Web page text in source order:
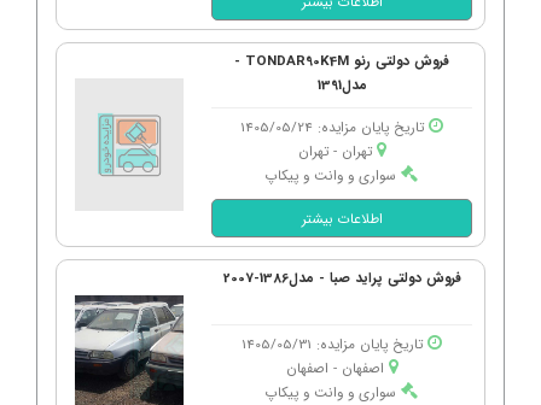
فروش دولتی رنو TONDAR90K4M -
مدل1391
تاریخ پایان مزایده: 1405/05/24
تهران - تهران
سواری و وانت و پیکاپ
اطلاعات بیشتر
فروش دولتی پراید صبا - مدل1386-2007
تاریخ پایان مزایده: 1405/05/31
اصفهان - اصفهان
سواری و وانت و پیکاپ